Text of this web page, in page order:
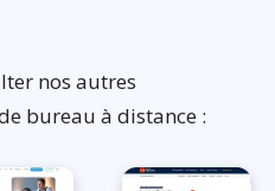
nos autres
bureau à distance :